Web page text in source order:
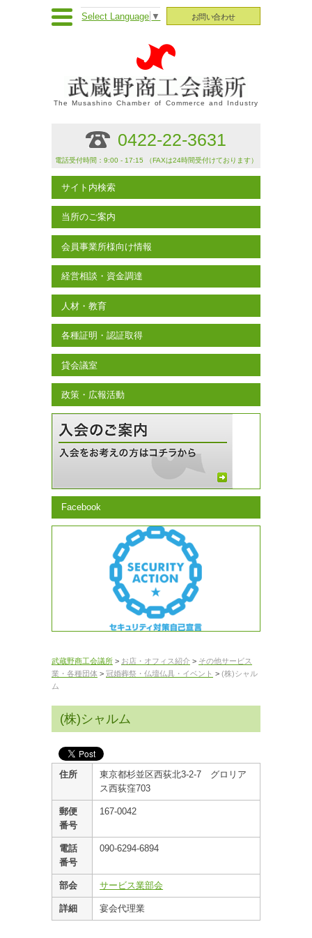
お問い合わせ
Select Language ▼
The Musashino Chamber of Commerce and Industry
0422-22-3631
電話受付時間：9:00 - 17:15 （FAXは24時間受付けております）
サイト内検索
当所のご案内
会員事業所様向け情報
経営相談・資金調達
人材・教育
各種証明・認証取得
貸会議室
政策・広報活動
Facebook
武蔵野商工会議所 > お店・オフィス紹介 > その他サービス
業・各種団体 > 冠婚葬祭・仏壇仏具・イベント > (株)シャル
ム
(株)シャルム
住所
東京都杉並区西荻北3-2-7 グロリア
ス西荻窪703
郵便
番号
167-0042
電話
番号
090-6294-6894
部会 サービス業部会
詳細 宴会代理業